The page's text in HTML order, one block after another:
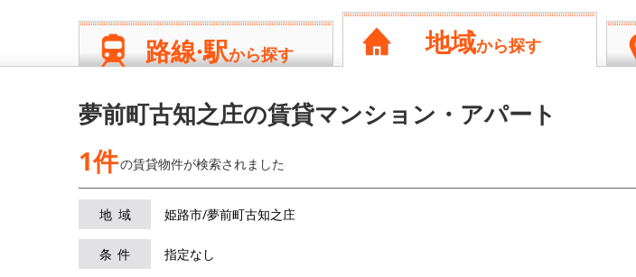
路線·駅から探す 地域から探す
夢前町古知之庄の賃貸マンション・アパート
1件の賃貸物件が検索されました
地域 姫路市/夢前町古知之庄
条件 指定なし